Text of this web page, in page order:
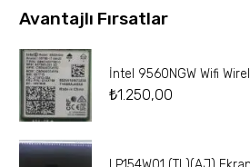
Avantajlı Fırsatlar
İntel 9560NGW Wifi
₺1.250,00